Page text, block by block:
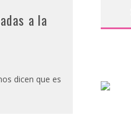
a la
dicen que es